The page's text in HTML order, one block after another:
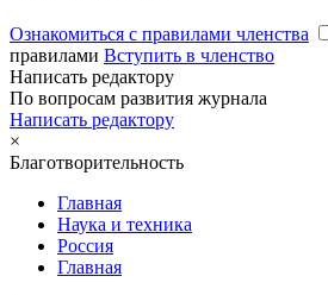
Ознакомиться с правилами членства
правилами Вступить в членство
Написать редактору
По вопросам развития журнала
Написать редактору
×
Благотворительность
Главная
Наука и техника
Россия
Главная